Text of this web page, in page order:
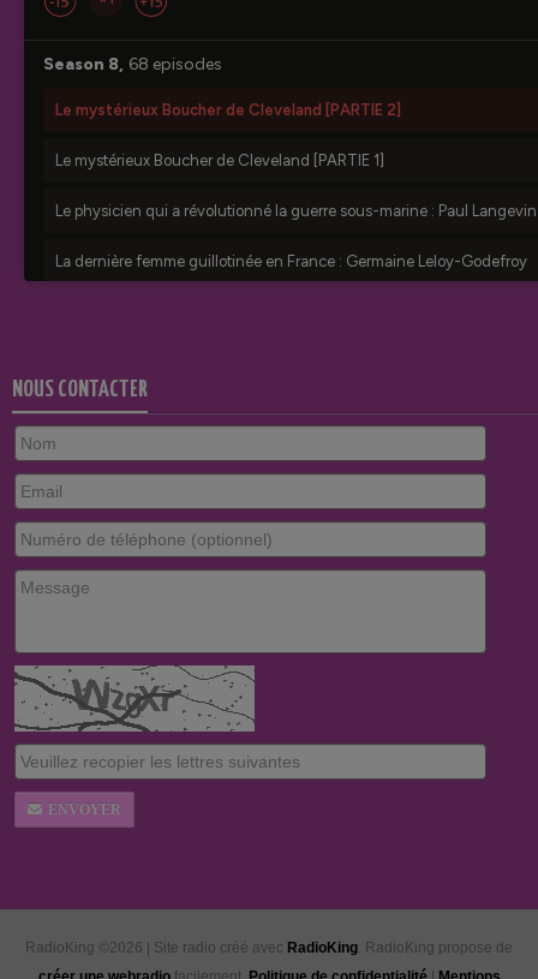
NOUS CONTACTER
ENVOYER
RadioKing ©2026 | Site radio créé avec RadioKing. RadioKing propose de